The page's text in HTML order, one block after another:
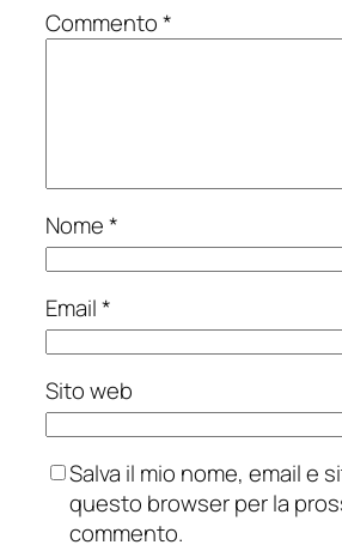
Commento*
Nome*
Email*
Sito web
Salva il mio nome, email e
questo browser per la
commento.